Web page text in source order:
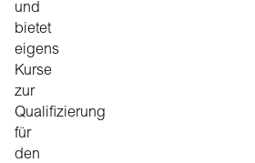
und
bietet
eigens
Kurse
zur
Qualifizierung
für
den